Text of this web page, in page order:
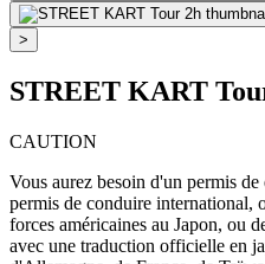
>
STREET KART
CAUTION
Vous aurez besoin d'un permis
permis de conduire international,
forces américaines au Japon, ou
avec une traduction officielle en